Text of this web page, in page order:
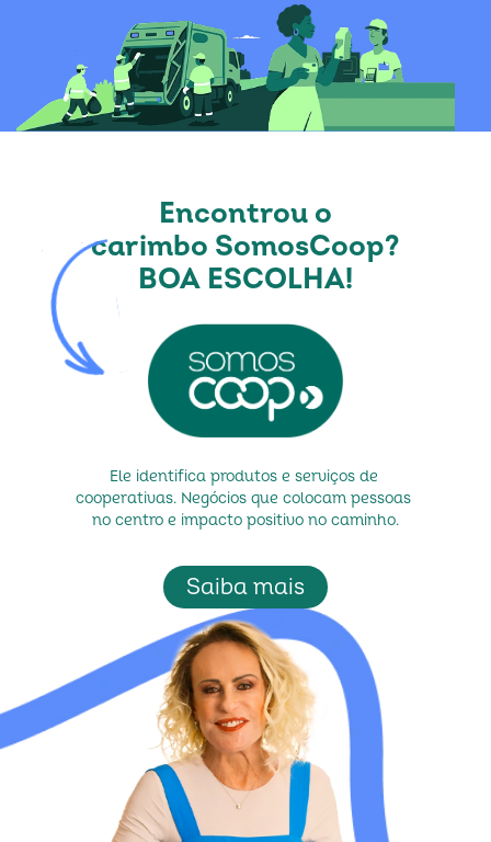
Encontrou o
carimbo SomosCoop?
BOA ESCOLHA!
Ele identifica produtos e serviços de
cooperativas. Negócios que colocam pessoas
no centro e impacto positivo no caminho.
Saiba mais